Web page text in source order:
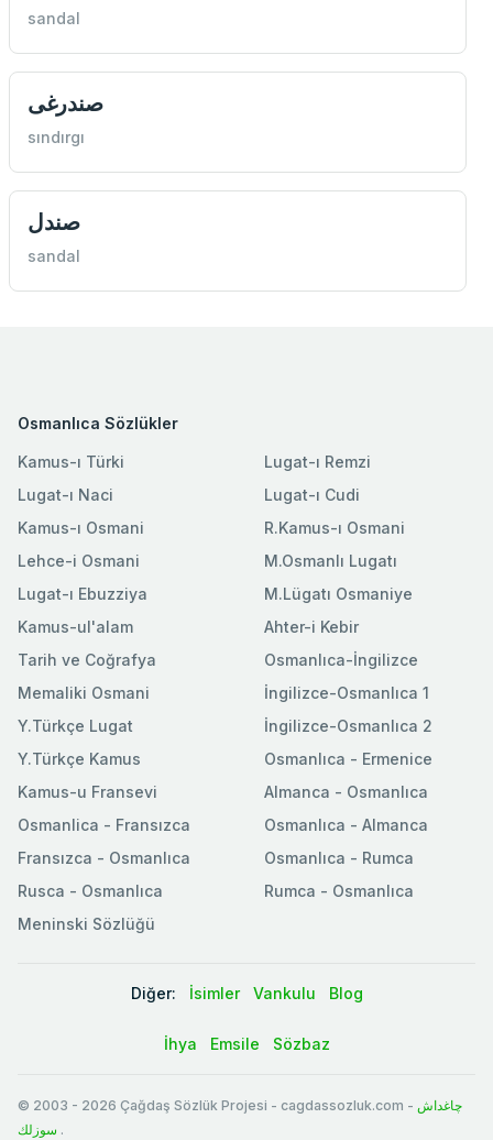
sandal
صندرغی
sındırgı
صندل
sandal
Osmanlıca Sözlükler
Kamus-ı Türki
Lugat-ı Naci
Kamus-ı Osmani
Lehce-i Osmani
Lugat-ı Ebuzziya
Lugat-ı Remzi
Lugat-ı Cudi
R.Kamus-ı Osmani
M.Osmanlı Lugatı
M.Lügatı Osmaniye
Kamus-ul'alam
Tarih ve Coğrafya
Memaliki Osmani
Y.Türkçe Lugat
Y.Türkçe Kamus
Ahter-i Kebir
Osmanlıca-İngilizce
İngilizce-Osmanlıca 1
İngilizce-Osmanlıca 2
Osmanlıca - Ermenice
Kamus-u Fransevi
Osmanlica - Fransızca
Fransızca - Osmanlıca
Rusca - Osmanlıca
Meninski Sözlüğü
Almanca - Osmanlıca
Osmanlıca - Almanca
Osmanlıca - Rumca
Rumca - Osmanlıca
Diğer: İsimler Vankulu Blog
İhya Emsile Sözbaz
© 2003 - 2026 Çağdaş Sözlük Projesi - cagdassozluk.com - چاغداش
سوزلك .